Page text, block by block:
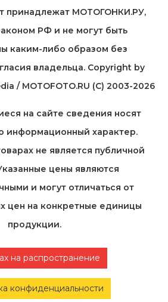
принадлежат МОТОГОНКИ.РУ,
РФ и не могут быть
каким-либо образом без
владельца. Copyright by
/ MOTOFOTO.RU (C) 2003-2026
на cайте сведения носят
информационный характер.
не является публичной
цены являются
и могут отличаться от
цен на конкретные единицы
продукции.
на распространение
конфиденциальности